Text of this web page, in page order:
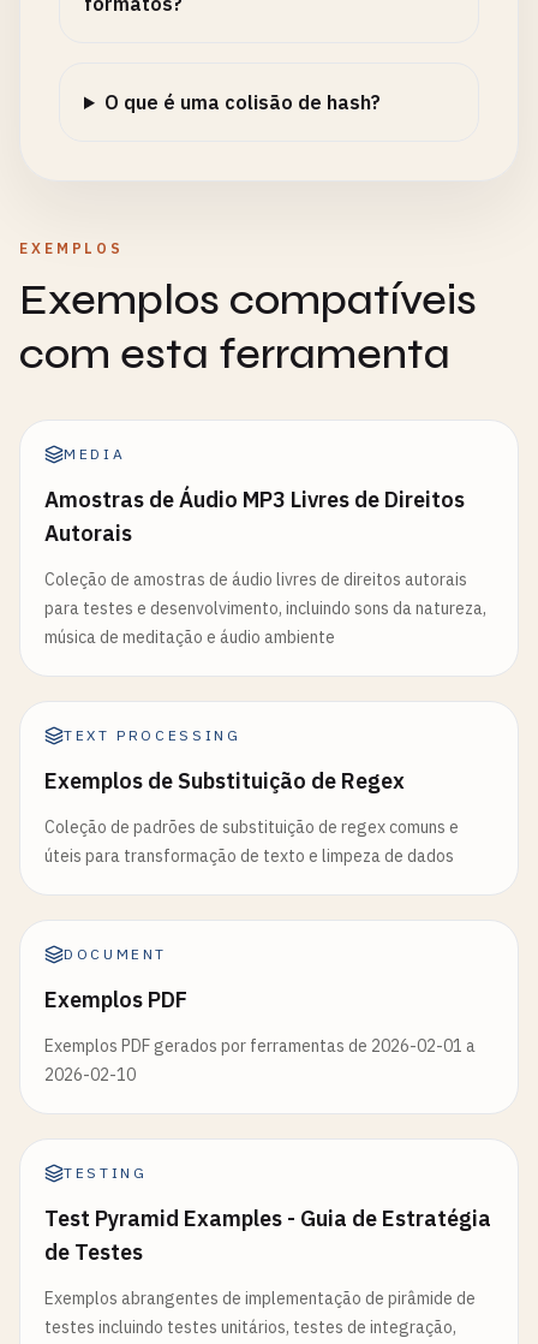
O que é uma colisão de hash?
EXEMPLOS
Exemplos compatíveis
com esta ferramenta
MEDIA
Amostras de Áudio MP3 Livres de Direitos
Autorais
Coleção de amostras de áudio livres de direitos autorais
para testes e desenvolvimento, incluindo sons da natureza,
música de meditação e áudio ambiente
TEXT PROCESSING
Exemplos de Substituição de Regex
Coleção de padrões de substituição de regex comuns e
úteis para transformação de texto e limpeza de dados
DOCUMENT
Exemplos PDF
Exemplos PDF gerados por ferramentas de 2026-02-01 a
2026-02-10
TESTING
Test Pyramid Examples - Guia de Estratégia
de Testes
Exemplos abrangentes de implementação de pirâmide de
testes incluindo testes unitários, testes de integração,